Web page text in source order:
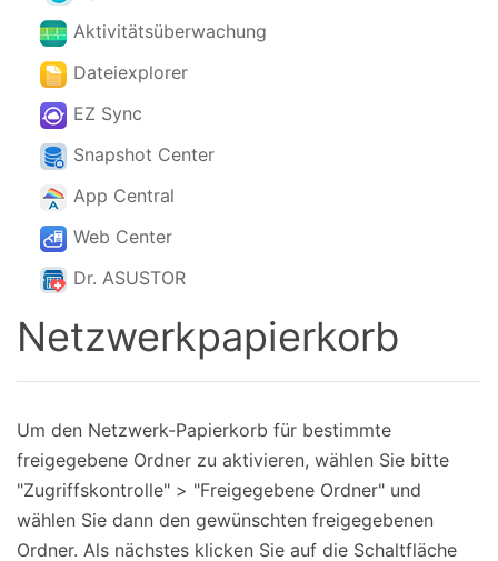
Aktivitätsüberwachung
Dateiexplorer
EZ Sync
Snapshot Center
App Central
Web Center
Dr. ASUSTOR
Netzwerkpapierkorb
Um den Netzwerk-Papierkorb für bestimmte
freigegebene Ordner zu aktivieren, wählen Sie bitte
"Zugriffskontrolle" > "Freigegebene Ordner" und
wählen Sie dann den gewünschten freigegebenen
Ordner. Als nächstes klicken Sie auf die Schaltfläche